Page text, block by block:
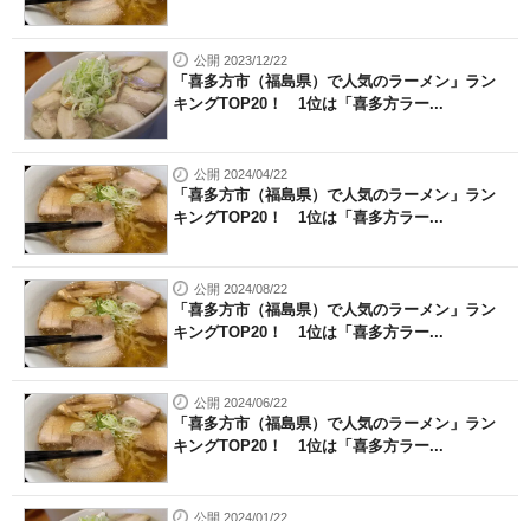
公開 2023/12/22
「喜多方市（福島県）で人気のラーメン」ラン
キングTOP20！ 1位は「喜多方ラー...
公開 2024/04/22
「喜多方市（福島県）で人気のラーメン」ラン
キングTOP20！ 1位は「喜多方ラー...
公開 2024/08/22
「喜多方市（福島県）で人気のラーメン」ラン
キングTOP20！ 1位は「喜多方ラー...
公開 2024/06/22
「喜多方市（福島県）で人気のラーメン」ラン
キングTOP20！ 1位は「喜多方ラー...
公開 2024/01/22